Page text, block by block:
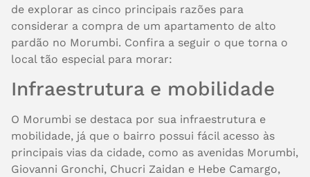
de explorar as cinco principais razões para
considerar a compra de um apartamento de alto
pardão no Morumbi. Confira a seguir o que torna o
local tão especial para morar:
Infraestrutura e mobilidade
O Morumbi se destaca por sua infraestrutura e
mobilidade, já que o bairro possui fácil acesso às
principais vias da cidade, como as avenidas Morumbi,
Giovanni Gronchi, Chucri Zaidan e Hebe Camargo,